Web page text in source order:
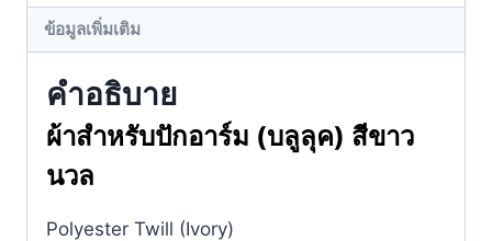
ข้อมูลเพิ่มเติม
คำอธิบาย
ผ้าสำหรับปักอาร์ม (บลูลุค) สีขาว
นวล
Polyester Twill (Ivory)